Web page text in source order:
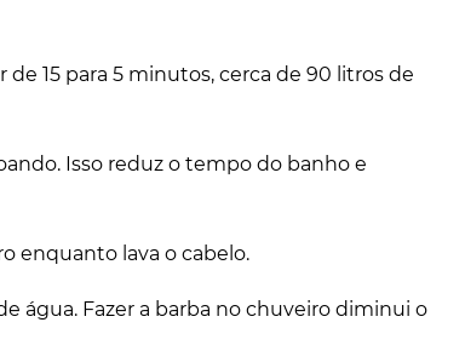
15 para 5 minutos, cerca de 90 litros de
Isso reduz o tempo do banho e
enquanto lava o cabelo.
água. Fazer a barba no chuveiro diminui o